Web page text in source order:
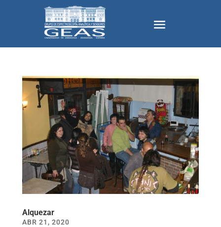
Alquezar
ABR 21, 2020